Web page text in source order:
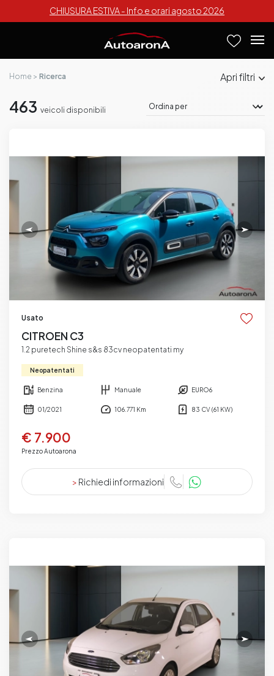
CHIUSURA ESTIVA - Info e orari agosto 2026
Home Ricerca filtri
463 veicoli disponibili
Usato
CITROEN C3
1.2 puretech Shine s&s 83cv neopatentati my
Neopatentati
Benzina Manuale EURO6
01/2021 106.771 Km 83 CV (61 KW)
€ 7.900
Prezzo Autoarona
> Richiedi informazioni